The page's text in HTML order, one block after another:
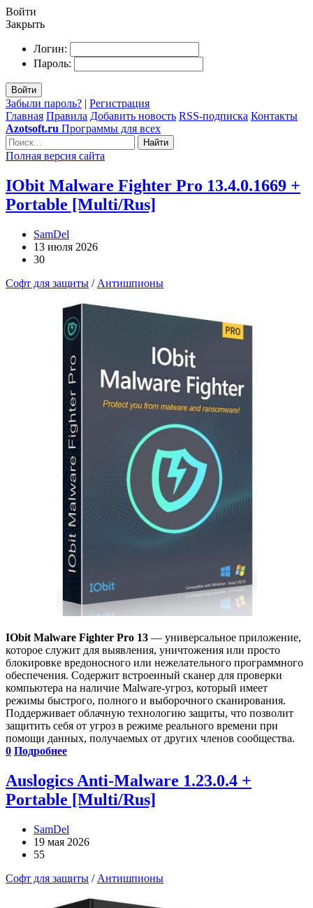
Войти
Закрыть
Логин:
Пароль:
Войти
Забыли пароль? | Регистрация
Главная Правила Добавить новость RSS-подписка Контакты
Azotsoft.ru Программы для всех
Найти
Полная версия сайта
IObit Malware Fighter Pro 13.4.0.1669 +
Portable [Multi/Rus]
SamDel
13 июля 2026
30
Софт для защиты / Антишпионы
IObit Malware Fighter Pro 13 — универсальное приложение,
которое служит для выявления, уничтожения или просто
блокировке вредоносного или нежелательного программного
обеспечения. Содержит встроенный сканер для проверки
компьютера на наличие Malware-угроз, который имеет
режимы быстрого, полного и выборочного сканирования.
Поддерживает облачную технологию защиты, что позволит
защитить себя от угроз в режиме реального времени при
помощи данных, получаемых от других членов сообщества.
0 Подробнее
Auslogics Anti-Malware 1.23.0.4 +
Portable [Multi/Rus]
SamDel
19 мая 2026
55
Софт для защиты / Антишпионы